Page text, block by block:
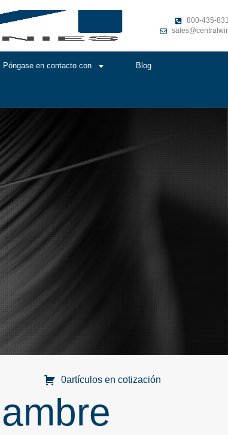
800-435-
Póngase en contacto con Blog
0artículos en cotización